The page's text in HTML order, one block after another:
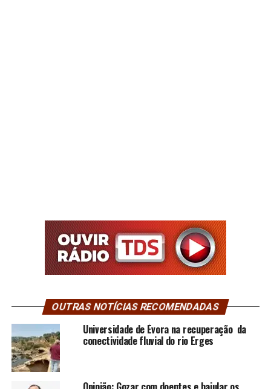
OUTRAS NOTÍCIAS RECOMENDADAS
Universidade de Évora na recuperação da
conectividade fluvial do rio Erges